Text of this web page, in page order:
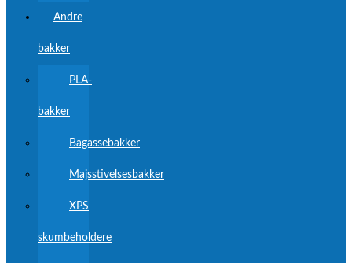
Andre
bakker
PLA-
bakker
Bagassebakker
Majsstivelsesbakker
XPS
skumbeholdere